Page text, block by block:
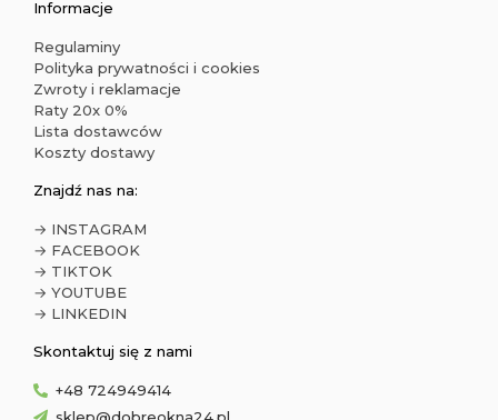
Informacje
Regulaminy
Polityka prywatności i cookies
Zwroty i reklamacje
Raty 20x 0%
Lista dostawców
Koszty dostawy
Znajdź nas na:
→ INSTAGRAM
→ FACEBOOK
→ TIKTOK
→ YOUTUBE
→ LINKEDIN
Skontaktuj się z nami
+48 724949414